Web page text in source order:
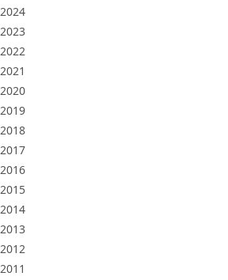
2024
2023
2022
2021
2020
2019
2018
2017
2016
2015
2014
2013
2012
2011